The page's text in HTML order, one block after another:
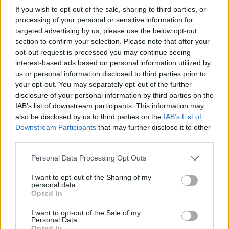
If you wish to opt-out of the sale, sharing to third parties, or
processing of your personal or sensitive information for
targeted advertising by us, please use the below opt-out
section to confirm your selection. Please note that after your
opt-out request is processed you may continue seeing
interest-based ads based on personal information utilized by
us or personal information disclosed to third parties prior to
your opt-out. You may separately opt-out of the further
disclosure of your personal information by third parties on the
IAB’s list of downstream participants. This information may
also be disclosed by us to third parties on the IAB’s List of
Downstream Participants that may further disclose it to other
Personal Data Processing Opt Outs
I want to opt-out of the Sharing of my
personal data.
Opted In
I want to opt-out of the Sale of my
Personal Data.
Esports, TYLOO, a nawet Pompa Teamu, gdzie swego
czasu został następcą Janusza "Snaxa" Pogorzelskiego.
Do drużyny dotychczasowego pracodawcy trafił on pod
koniec lipca tego roku i od tego czasu pełnił funkcję
testowanego szkoleniowca. Jakie były efekty tej
współpracy? Pod jego wodzą skład sięgnął po
wicemistrzostwo Exort The Proving Grounds Season 3,
a także wygrał drugi europejski puchar ESL Challenger
League Season 50. Niemniej ten ostatni nie dał awansu
do ESL Pro League. Zasadniczo zresztą brakowało
większych osiągnięć, przez co o wyjeździe na Majora
nie mogło być mowy.
nexa żegna się z BC.Game
Testowy kontrakt zbliża się ku końcowi,
postanowiłem więc, że najlepsze dla mnie i dla zespołu
będzie pójście w różnych kierunkach. Chcę
podziękować organizacji i graczom za tę szansę. Życzę